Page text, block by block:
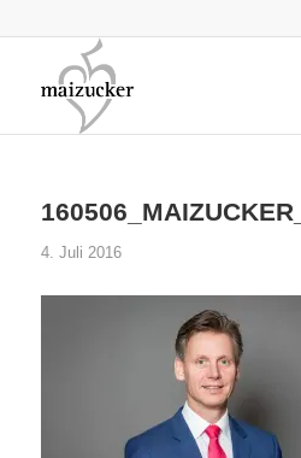
4. Juli 2016